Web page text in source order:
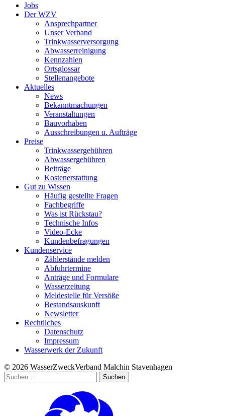
Jobs
Der WZV
Ansprechpartner
Unser Verband
Trinkwasser­versorgung
Abwasserreinigung
Kennzahlen
Ortsglossar
Stellenangebote
Aktuelles
News
Bekanntmachungen
Veranstaltungen
Bauvorhaben
Ausschreibungen u. Aufträge
Preise
Trinkwassergebühren
Abwassergebühren
Beiträge
Kostenerstattung
Gut zu Wissen
Häufig gestellte Fragen
Fachbegriffe
Was ist Rückstau?
Technische Infos
Video-Ecke
Kundenbefragungen
Kundenservice
Zählerstände melden
Abfuhrtermine
Anträge und Formulare
Wasserzeitung
Meldestelle für Versöße
Bestandsauskunft
Newsletter
Rechtliches
Datenschutz
Impressum
Wasserwerk der Zukunft
© 2026 WasserZweckVerband­ Malchin Stavenhagen